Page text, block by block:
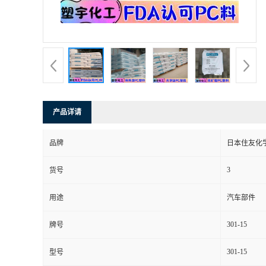
产品详请
品牌 日本住友化
货号 3
用途 汽车部件
牌号 301-15
型号 301-15